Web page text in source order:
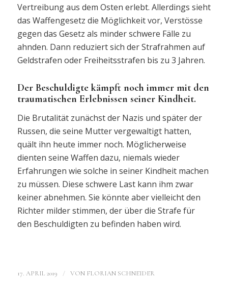
Vertreibung aus dem Osten erlebt. Allerdings sieht
das Waffengesetz die Möglichkeit vor, Verstösse
gegen das Gesetz als minder schwere Fälle zu
ahnden. Dann reduziert sich der Strafrahmen auf
Geldstrafen oder Freiheitsstrafen bis zu 3 Jahren.
Der Beschuldigte kämpft noch immer mit den
traumatischen Erlebnissen seiner Kindheit.
Die Brutalität zunächst der Nazis und später der
Russen, die seine Mutter vergewaltigt hatten,
quält ihn heute immer noch. Möglicherweise
dienten seine Waffen dazu, niemals wieder
Erfahrungen wie solche in seiner Kindheit machen
zu müssen. Diese schwere Last kann ihm zwar
keiner abnehmen. Sie könnte aber vielleicht den
Richter milder stimmen, der über die Strafe für
den Beschuldigten zu befinden haben wird.
17. APRIL 2019 / VON FLORIAN SCHNEIDER